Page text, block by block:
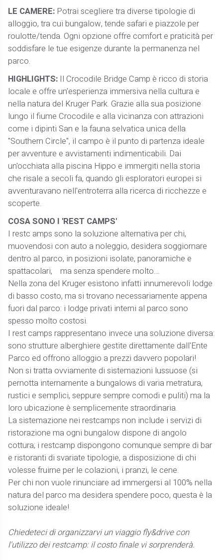
LE CAMERE: Potrai scegliere tra diverse tipologie di
alloggio, tra cui bungalow, tende safari e piazzole per
roulotte/tenda. Ogni opzione offre comfort e praticità per
soddisfare le tue esigenze durante la permanenza nel
parco.
HIGHLIGHTS: Il Crocodile Bridge Camp è ricco di storia
locale e offre un'esperienza immersiva nella cultura e
nella natura del Kruger Park. Grazie alla sua posizione
lungo il fiume Crocodile e alla vicinanza con attrazioni
come i dipinti San e la fauna selvatica unica della
"Southern Circle", il campo è il punto di partenza ideale
per avventure e avvistamenti indimenticabili. Dai
un'occhiata alla piscina Hippo e immergiti nella storia
che risale a secoli fa, quando gli esploratori europei si
avventuravano nell'entroterra alla ricerca di ricchezze e
scoperte.
COSA SONO I 'REST CAMPS'
I restc amps sono la soluzione alternativa per chi,
muovendosi con auto a noleggio, desidera soggiornare
dentro al parco, in posizioni isolate, panoramiche e
spattacolari, ma senza spendere molto....
Nella zona del Kruger esistono infatti innumerevoli lodge
di basso costo, ma si trovano necessariamente appena
fuori dal parco: i lodge privati interni al parco sono
spesso molto costosi.
I rest camps rappresentano invece una soluzione diversa:
sono strutture alberghiere gestite direttamente dall'Ente
Parco ed offrono alloggio a prezzi davvero popolari!
Non si tratta ovviamente di sistemazioni lussuose (si
pernotta internamente a bungalows di varia metratura,
rustici e semplici, seppure sempre comodi e puliti) ma la
loro ubicazione è semplicemente straordinaria.
La sistemazione nei restcamps non include i servizi di
ristorazione ma ogni bungalow dispone di angolo
cottura; i restcamp dispongono comunque sempre di bar
e ristoranti di svariate tipologie, a disposizione di chi
volesse fruirne per le colazioni, i pranzi, le cene.
Per chi non vuole rinunciare ad immergersi al 100% nella
natura del parco ma desidera spendere poco, questa è la
soluzione ideale!
Chiedeteci di organizzarvi un viaggio fly&drive con
l'utilizzo dei restcamp: il costo finale vi sorprenderà.